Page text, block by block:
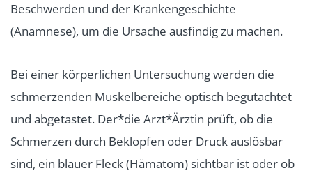
Beschwerden und der Krankengeschichte
(Anamnese), um die Ursache ausfindig zu machen.
Bei einer körperlichen Untersuchung werden die
schmerzenden Muskelbereiche optisch begutachtet
und abgetastet. Der*die Arzt*Ärztin prüft, ob die
Schmerzen durch Beklopfen oder Druck auslösbar
sind, ein blauer Fleck (Hämatom) sichtbar ist oder ob